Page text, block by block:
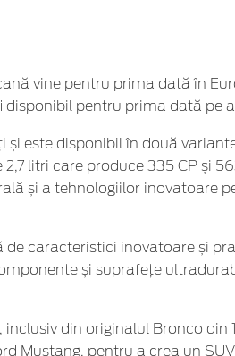
vine pentru prima dată în
pentru prima dată pe
este disponibil în două
litri care produce 335 CP și
și a tehnologiilor inovatoare
caracteristici inovatoare și
și suprafețe
din originalul Bronco
Mustang, pentru a crea un